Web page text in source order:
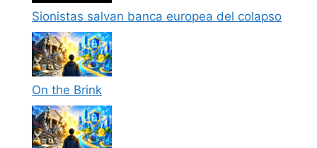
Sionistas salvan banca europea del colapso
On the Brink